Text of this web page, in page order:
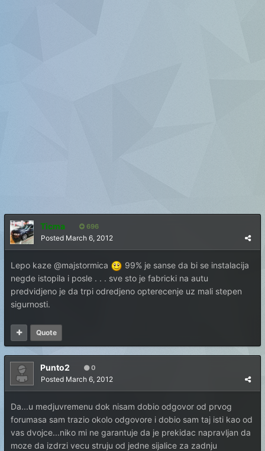
Ticma 696
Posted March 6, 2012
Lepo kaze @majstormica
99% je sanse da bi se instalacija
negde istopila i posle . . . sve sto je fabricki na autu
predvidjeno je da trpi odredjeno opterecenje uz mali stepen
sigurnosti.
Quote
Punto2 0
Posted March 6, 2012
Da...u medjuvremenu dok nisam dobio odgovor od prvog
forumasa sam trazio okolo odgovore i dobio sam taj isti kao od
vas dvojce...niko mi ne garantuje da je prekidac napravljan da
moze da izdrzi vecu struju od jedne sijalice za zadnju